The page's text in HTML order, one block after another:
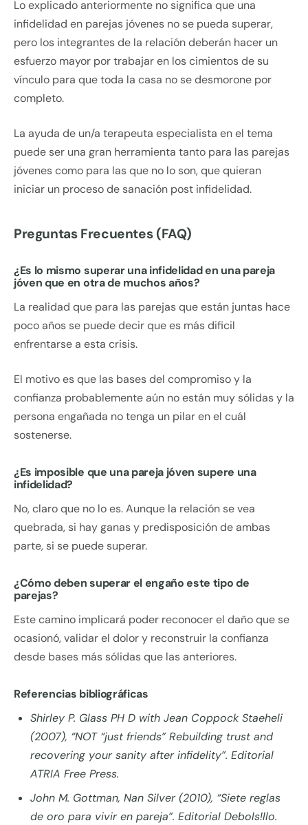
Lo explicado anteriormente no significa que una
infidelidad en parejas jóvenes no se pueda superar,
pero los integrantes de la relación deberán hacer un
esfuerzo mayor por trabajar en los cimientos de su
vínculo para que toda la casa no se desmorone por
completo.
La ayuda de un/a terapeuta especialista en el tema
puede ser una gran herramienta tanto para las parejas
jóvenes como para las que no lo son, que quieran
iniciar un proceso de sanación post infidelidad.
Preguntas Frecuentes (FAQ)
¿Es lo mismo superar una infidelidad en una pareja
jóven que en otra de muchos años?
La realidad que para las parejas que están juntas hace
poco años se puede decir que es más dificil
enfrentarse a esta crisis.
El motivo es que las bases del compromiso y la
confianza probablemente aún no están muy sólidas y la
persona engañada no tenga un pilar en el cuál
sostenerse.
¿Es imposible que una pareja jóven supere una
infidelidad?
No, claro que no lo es. Aunque la relación se vea
quebrada, si hay ganas y predisposición de ambas
parte, si se puede superar.
¿Cómo deben superar el engaño este tipo de
parejas?
Este camino implicará poder reconocer el daño que se
ocasionó, validar el dolor y reconstruir la confianza
desde bases más sólidas que las anteriores.
Referencias bibliográficas
Shirley P. Glass PH D with Jean Coppock Staeheli
(2007), “NOT “just friends” Rebuilding trust and
recovering your sanity after infidelity”. Editorial
ATRIA Free Press.
John M. Gottman, Nan Silver (2010), “Siete reglas
de oro para vivir en pareja”. Editorial Debols!llo.